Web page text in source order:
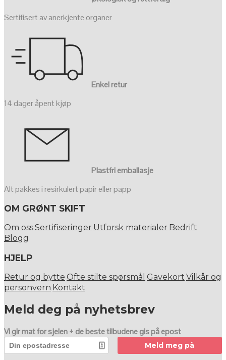
Sertifisert av anerkjente organer
Enkel retur
14 dager åpent kjøp
Plastfri emballasje
Alt pakkes i resirkulert papir eller papp
OM GRØNT SKIFT
Om ossSertifiseringer Utforsk materialer Bedrift
Blogg
HJELP
Retur og bytte Ofte stilte spørsmål Gavekort Vilkår og
personvern Kontakt
Meld deg på nyhetsbrev
Vi gir mat for sjelen + de beste tilbudene gis på epost
Meld meg på